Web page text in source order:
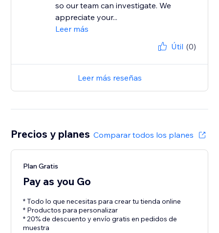
so our team can investigate. We
appreciate your...
Leer más
Útil (0)
Leer más reseñas
Precios y planes Comparar todos los planes
Plan Gratis
Pay as you Go
* Todo lo que necesitas para crear tu tienda online
* Productos para personalizar
* 20% de descuento y envío gratis en pedidos de
muestra